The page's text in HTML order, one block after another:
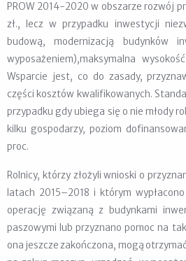
PROW 2014-2020 w obszarze rozwój
zł., lecz w przypadku inwestycji
budową, modernizacją budynków
wyposażeniem),maksymalna
Wsparcie jest, co do zasady,
części kosztów kwalifikowanych.
przypadku gdy ubiega się o nie młody
kilku gospodarzy, poziom
proc.
Rolnicy, którzy złożyli wnioski o
latach 2015–2018 i którym
operację związaną z budynkami
paszowymi lub przyznano pomoc na
ona jeszcze zakończona, mogą